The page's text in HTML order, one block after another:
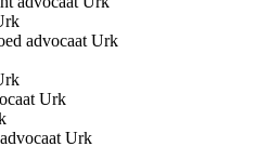
advocaat Urk
Urk
Urk